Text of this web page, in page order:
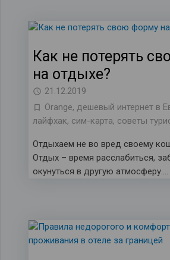
Как не потерять
на отдыхе?
21.12.2019
Orange, дешевый интернет в
лайфхак, сим-карта, советы
Отдыхаем не во вред своему
Отдых – время расслабиться,
окунуться в другую атмосферу….